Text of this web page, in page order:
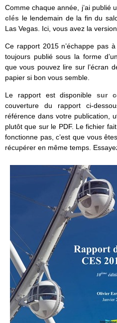
Comme chaque année, j’ai publié
clés le lendemain de la fin du
Las Vegas. Ici, vous avez la
Ce rapport 2015 n’échappe pas
toujours publié sous la forme
que vous pouvez lire sur l’écran
papier si bon vous semble.
Le rapport est disponiblesur
couverture du rapport ci-
référence dans votre publication,
plutôt que sur le PDF. Le fichier
fonctionne pas, c’est que vous
récupérer en même temps.